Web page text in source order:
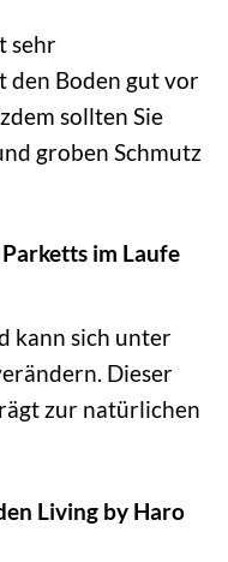
sehr
den Boden gut vor
sollten Sie
groben Schmutz
im Laufe
kann sich unter
Dieser
zur natürlichen
Living by Haro